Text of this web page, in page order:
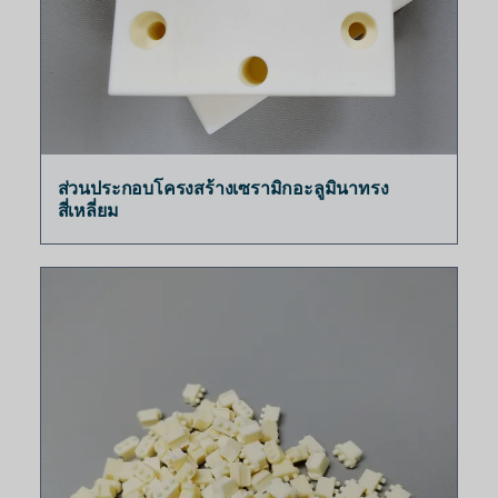
ส่วนประกอบโครงสร้างเซรามิกอะลูมินาทรง
สี่เหลี่ยม